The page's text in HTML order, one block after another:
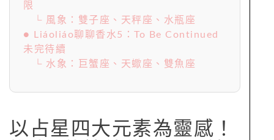
限
└ 風象：雙子座、天秤座、水瓶座
● Liáoliáo聊聊香水5：To Be Continued
未完待續
└ 水象：巨蟹座、天蠍座、雙魚座
以占星四大元素為靈感！